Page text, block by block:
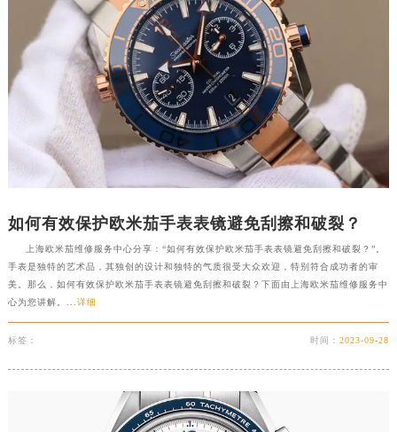
如何有效保护欧米茄手表表镜避免刮擦和破裂？
上海欧米茄维修服务中心分享：“如何有效保护欧米茄手表表镜避免刮擦和破裂？”。
手表是独特的艺术品，其独创的设计和独特的气质很受大众欢迎，特别符合成功者的审
美。那么，如何有效保护欧米茄手表表镜避免刮擦和破裂？下面由上海欧米茄维修服务中
心为您讲解。... 详细
标签： 时间：2023-09-28